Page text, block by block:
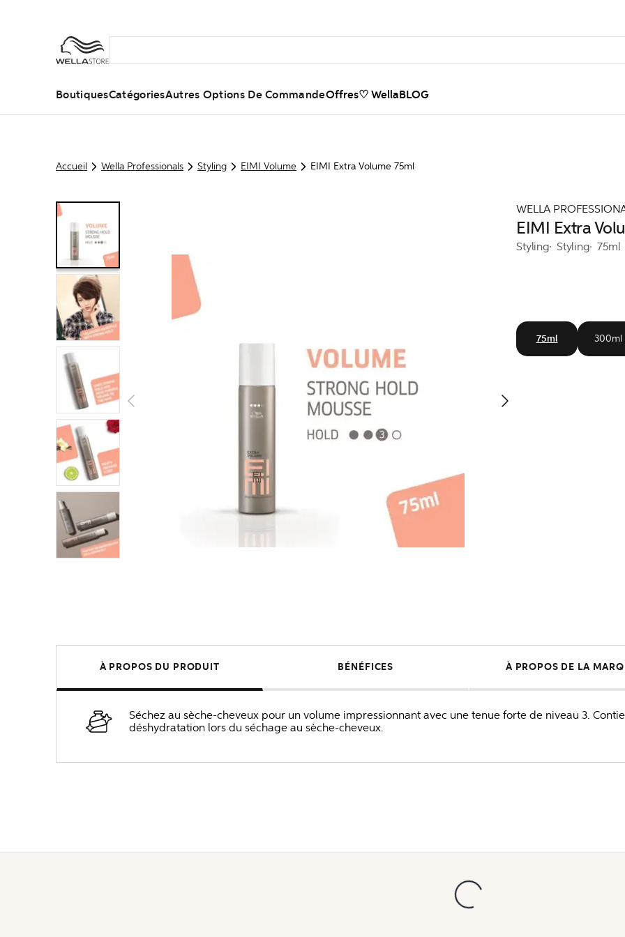
BoutiquesCatégoriesAutres Options De CommandeOffres♡ WellaBLOG
Accueil Wella Professionals Styling EIMI Volume EIMI Extra Volume 75ml
WELLA
EIMI Extra
Styling Styling 75ml
75ml 300ml
À PROPOS DU PRODUIT BÉNÉFICES À PROPOS DE LA
Séchez au sèche-cheveux pour un volume impressionnant avec une tenue forte de niveau 3.
déshydratation lors du séchage au sèche-cheveux.